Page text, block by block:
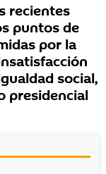
recientes
puntos de
por la
social,
presidencial